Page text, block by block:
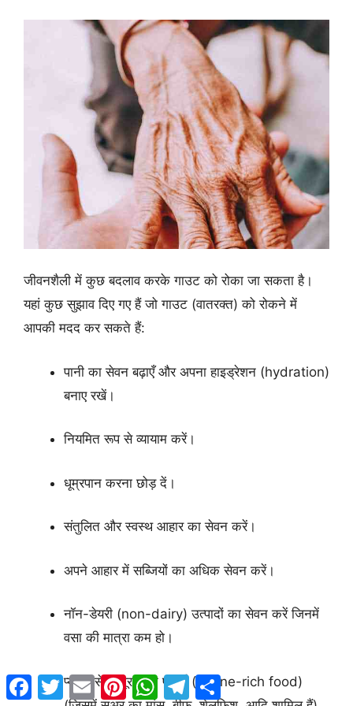
जीवनशैली में कुछ बदलाव करके गाउट को रोका जा सकता है।
यहां कुछ सुझाव दिए गए हैं जो गाउट (वातरक्त) को रोकने में
आपकी मदद कर सकते हैं:
पानी का सेवन बढ़ाएँ और अपना हाइड्रेशन (hydration)
बनाए रखें।
नियमित रूप से व्यायाम करें।
धूम्रपान करना छोड़ दें।
संतुलित और स्वस्थ आहार का सेवन करें।
अपने आहार में सब्जियों का अधिक सेवन करें।
नॉन-डेयरी (non-dairy) उत्पादों का सेवन करें जिनमें
वसा की मात्रा कम हो।
प्यूरीन से भरपूर खाद्य पदार्थ (purine-rich food)
Facebook
TwitterEmailPinterestWhatsApp
Telegram
Share